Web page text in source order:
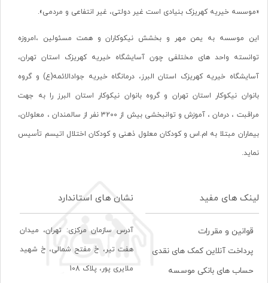
«موسسه خیریه کهریزک بنیادی است غیر دولتی، غیر انتفاعی و مردمی».
این موسسه به یمن مهر و بخشش نیکوکاران و همت مسئولین ،امروزه
توانسته واحد های مختلفی چون آسایشگاه خیریه کهریزک استان تهران،
آسایشگاه خیریه کهریزک استان البرز، درمانگاه خیریه جوادالائمه(ع) و گروه
بانوان نیکوکار استان تهران و گروه بانوان نیکوکار استان البرز را به جهت
مراقبت ، درمان ، آموزش و توانبخشی بیش از 3200 نفر از سالمندان ، معلولان،
بیماران مبتلا به ام.اس و کودکان معلول ذهنی و کودکان اختلال اتیسم تأسیس
نماید.
لینک های مفید
قوانین و مقررات
پرداخت آنلاین کمک های نقدی
حساب های بانکی موسسه
نشان های استاندارد
آدرس سازمان مرکزی: تهران، ميدان
هفت تير، خ مفتح شمالی، خ شهيد
ملايری پور، پلاک 108